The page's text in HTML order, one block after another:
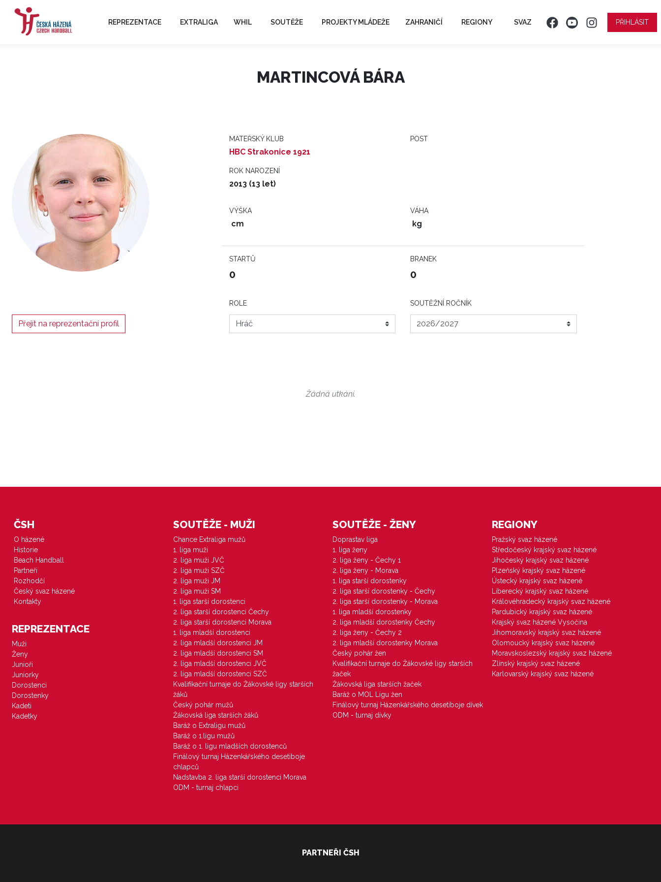
REPREZENTACE EXTRALIGA WHIL SOUTĚŽE PROJEKTY MLÁDEŽE ZAHRANIČÍ REGIONY SVAZ PŘIHLÁSIT
MARTINCOVÁ BÁRA
MATEŘSKÝ KLUB
HBC Strakonice 1921
POST
ROK NAROZENÍ
2013 (13 let)
VÝŠKA
cm
VÁHA
kg
STARTŮ
0
BRANEK
0
Přejít na reprezentační profil
ROLE SOUTĚŽNÍ ROČNÍK
Žádná utkání.
ČSH
O házené
Historie
Beach Handball
Partneři
Rozhodčí
Český svaz házené
Kontakty
REPREZENTACE
Muži
Ženy
Junioři
Juniorky
Dorostenci
Dorostenky
Kadeti
Kadetky
SOUTĚŽE - MUŽI
Chance Extraliga mužů
1. liga muži
2. liga muži JVČ
2. liga muži SZČ
2. liga muži JM
2. liga muži SM
1. liga starší dorostenci
2. liga starší dorostenci Čechy
2. liga starší dorostenci Morava
1. liga mladší dorostenci
2. liga mladší dorostenci JM
2. liga mladší dorostenci SM
2. liga mladší dorostenci JVČ
2. liga mladší dorostenci SZČ
Kvalifikační turnaje do Žákovské ligy starších
žáků
Český pohár mužů
Žákovská liga starších žáků
Baráž o Extraligu mužů
Baráž o 1.ligu mužů
Baráž o 1. ligu mladších dorostenců
Finálový turnaj Házenkářského desetiboje
chlapců
Nadstavba 2. liga starší dorostenci Morava
ODM - turnaj chlapci
SOUTĚŽE - ŽENY
Doprastav liga
1. liga ženy
2. liga ženy - Čechy 1
2. liga ženy - Morava
1. liga starší dorostenky
2. liga starší dorostenky - Čechy
2. liga starší dorostenky - Morava
1. liga mladší dorostenky
2. liga mladší dorostenky Čechy
2. liga ženy - Čechy 2
2. liga mladší dorostenky Morava
Český pohár žen
Kvalifikační turnaje do Žákovské ligy starších
žaček
Žákovská liga starších žaček
Baráž o MOL Ligu žen
Finálový turnaj Házenkářského desetiboje dívek
ODM - turnaj dívky
REGIONY
Pražský svaz házené
Středočeský krajský svaz házené
Jihočeský krajský svaz házené
Plzeňský krajský svaz házené
Ústecký krajský svaz házené
Liberecký krajský svaz házené
Královéhradecký krajský svaz házené
Pardubický krajský svaz házené
Krajský svaz házené Vysočina
Jihomoravský krajský svaz házené
Olomoucký krajský svaz házené
Moravskoslezský krajský svaz házené
Zlínský krajský svaz házené
Karlovarský krajský svaz házené
PARTNEŘI ČSH